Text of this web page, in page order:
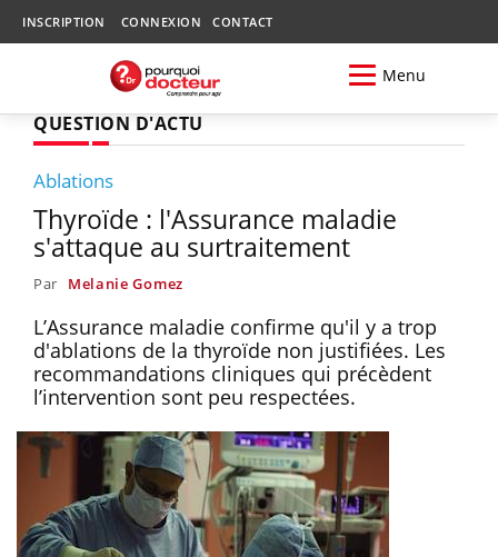
INSCRIPTION CONNEXION CONTACT
Menu
QUESTION D'ACTU
Ablations
Thyroïde : l'Assurance maladie
s'attaque au surtraitement
Par Melanie Gomez
L’Assurance maladie confirme qu'il y a trop
d'ablations de la thyroïde non justifiées. Les
recommandations cliniques qui précèdent
l’intervention sont peu respectées.